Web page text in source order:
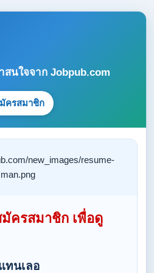
สนใจจาก Jobpub.com
ครสมาชิก
ครสมาชิก เพื่อดู
ทนเลอ